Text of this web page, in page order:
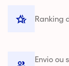
Ranking
Envio ou